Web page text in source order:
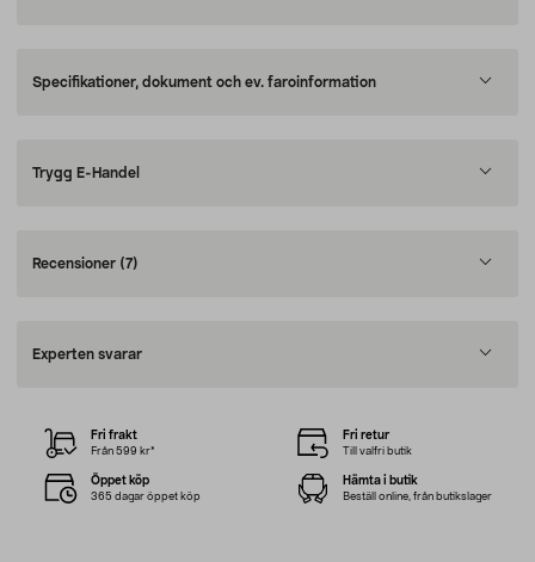
Specifikationer, dokument och ev. faroinformation
Trygg E-Handel
Recensioner (7)
Experten svarar
Fri frakt
Från 599 kr*
Fri retur
Till valfri butik
Öppet köp
365 dagar öppet köp
Hämta i butik
Beställ online, från butikslager